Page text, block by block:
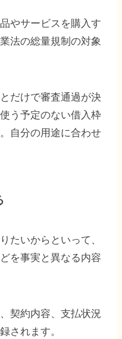
やサービスを購入す
法の総量規制の対象
だけで審査通過が決
う予定のない借入枠
自分の用途に合わせ
たいからといって、
を事実と異なる内容
契約内容、支払状況
されます。